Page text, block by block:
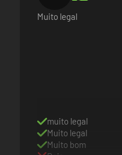
Muito legal
muito legal
Muito legal
Muito bom